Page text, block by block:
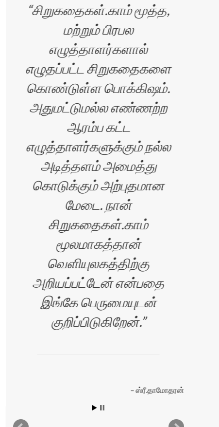
சிறுகதைகள்.காம் மூத்த,
மற்றும் பிரபல
எழுத்தாளர்களால்
எழுதப்பட்ட சிறுகதைகளை
கொண்டுள்ள பொக்கிஷம்.
அதுமட்டுமல்ல எண்ணற்ற
ஆரம்ப கட்ட
எழுத்தாளர்களுக்கும் நல்ல
அடித்தளம் அமைத்து
கொடுக்கும் அற்புதமான
மேடை. நான்
சிறுகதைகள்.காம்
மூலமாகத்தான்
வெளியுலகத்திற்கு
அறியப்பட்டேன் என்பதை
இங்கே பெருமையுடன்
குறிப்பிடுகிறேன்.
ஸ்ரீ.தாமோதரன்